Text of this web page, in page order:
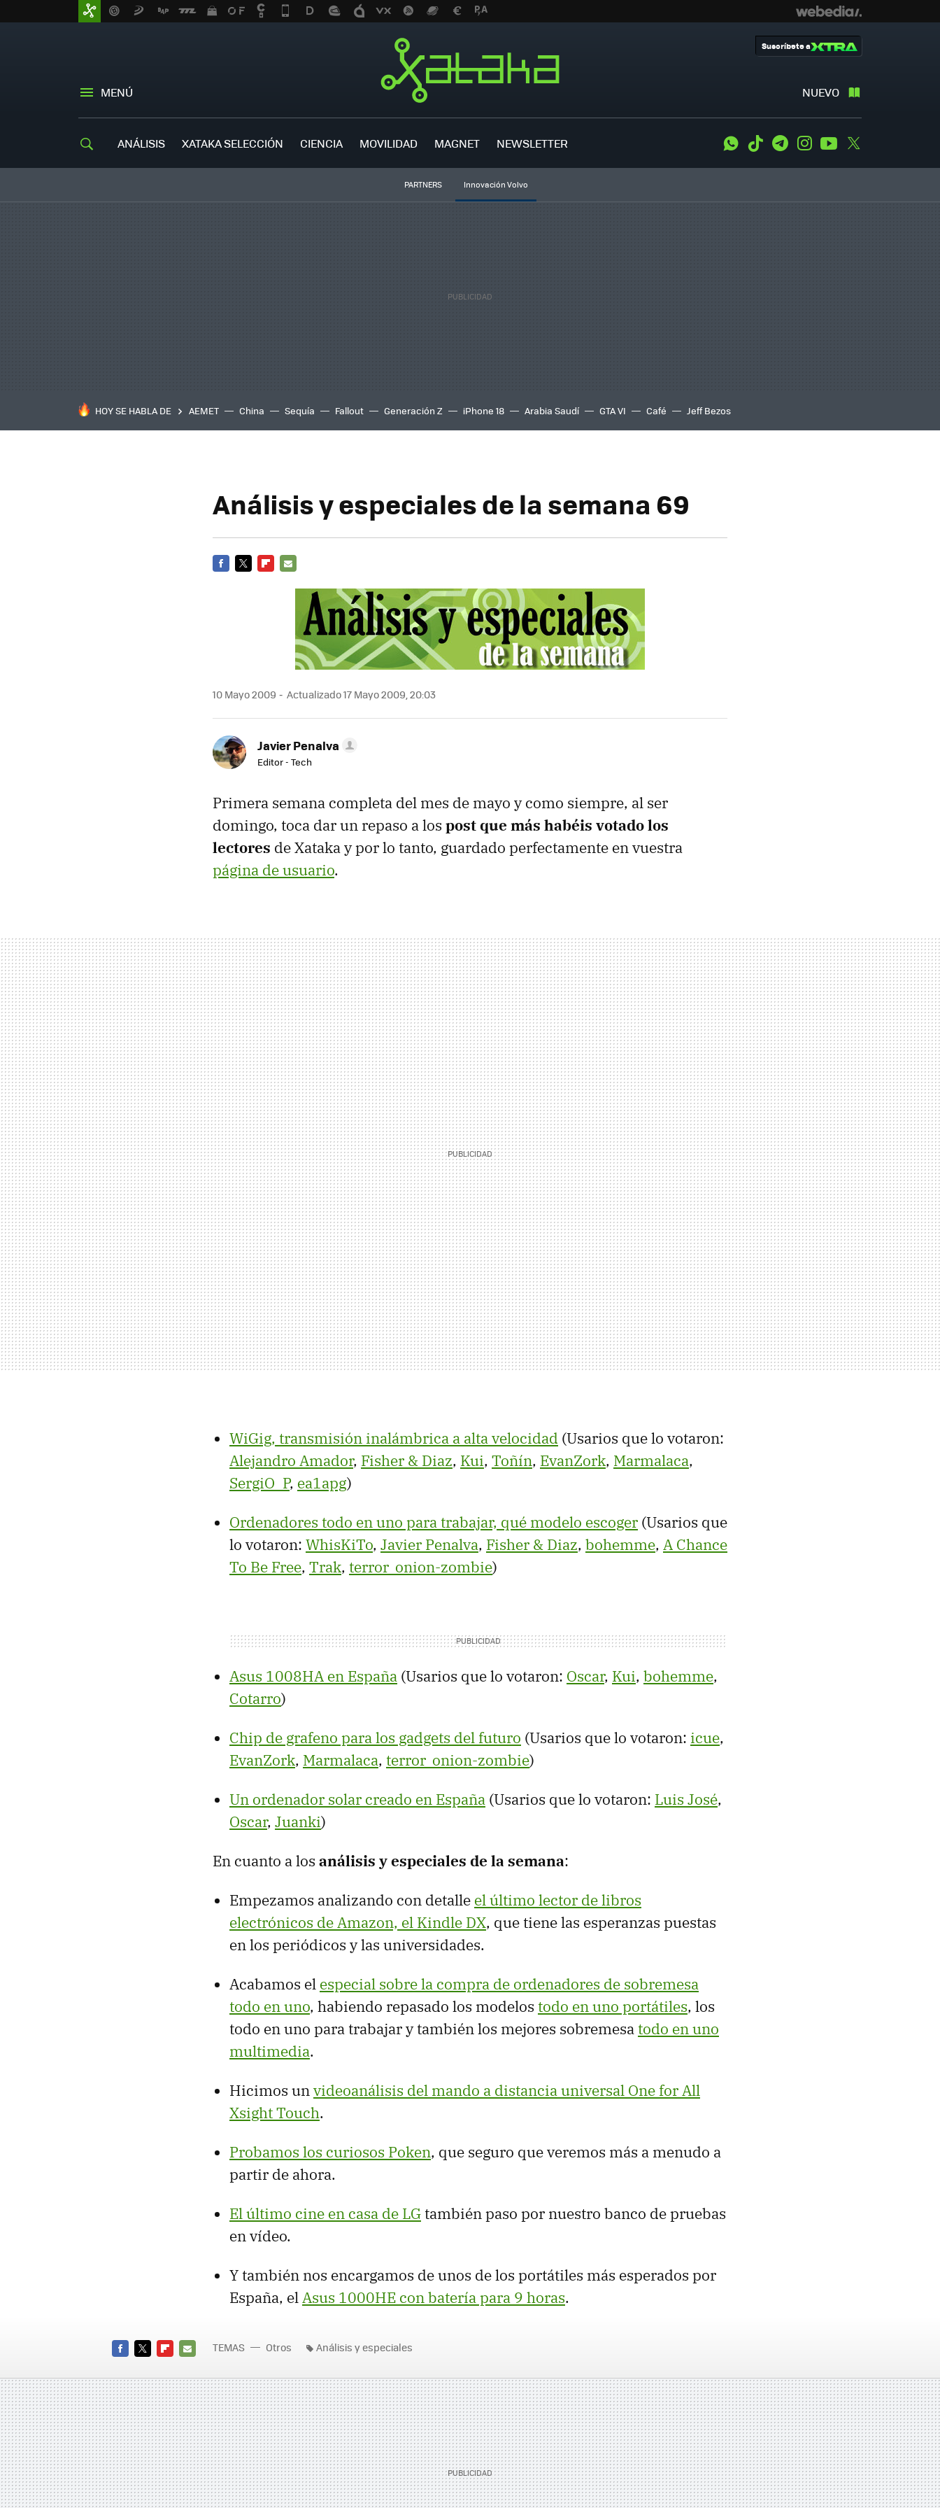
MENÚ NUEVO
Suscríbete a
ANÁLISIS XATAKA SELECCIÓN CIENCIA MOVILIDAD MAGNET NEWSLETTER WhatsApp
Tiktok TelegramInstagramYoutube
PARTNERS Innovación Volvo
HOY SE HABLA DE AEMET China Sequía Fallout Generación Z iPhone 18 Arabia Saudí GTA VI Café Jeff Bezos
Análisis y especiales de la semana 69
10 Mayo 2009 Actualizado 17 Mayo 2009, 20:03
Javier Penalva
Editor - Tech
Primera semana completa del mes de mayo y como siempre, al ser
domingo, toca dar un repaso a los post que más habéis votado los
lectores de Xataka y por lo tanto, guardado perfectamente en vuestra
página de usuario.
WiGig, transmisión inalámbrica a alta velocidad (Usarios que lo votaron:
Alejandro Amador, Fisher & Diaz, Kui, Toñín, EvanZork, Marmalaca,
SergiO_P, ea1apg)
Ordenadores todo en uno para trabajar, qué modelo escoger (Usarios que
lo votaron: WhisKiTo, Javier Penalva, Fisher & Diaz, bohemme, A Chance
To Be Free, Trak, terror_onion-zombie)
Asus 1008HA en España (Usarios que lo votaron: Oscar, Kui, bohemme,
Cotarro)
Chip de grafeno para los gadgets del futuro (Usarios que lo votaron: icue,
EvanZork, Marmalaca, terror_onion-zombie)
Un ordenador solar creado en España (Usarios que lo votaron: Luis José,
Oscar, Juanki)
En cuanto a los análisis y especiales de la semana:
Empezamos analizando con detalle el último lector de libros
electrónicos de Amazon, el Kindle DX, que tiene las esperanzas puestas
en los periódicos y las universidades.
Acabamos el especial sobre la compra de ordenadores de sobremesa
todo en uno, habiendo repasado los modelos todo en uno portátiles, los
todo en uno para trabajar y también los mejores sobremesatodo en uno
multimedia.
Hicimos unvideoanálisis del mando a distancia universal One for All
Xsight Touch.
Probamos los curiosos Poken, que seguro que veremos más a menudo a
partir de ahora.
El último cine en casa de LG también paso por nuestro banco de pruebas
en vídeo.
Y también nos encargamos de unos de los portátiles más esperados por
España, elAsus 1000HE con batería para 9 horas.
MAIL
TEMAS Otros Análisis y especiales